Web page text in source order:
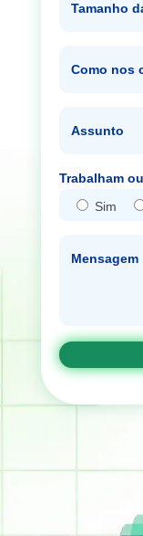
Tamanho
Como nos
Assunto
Trabalham
Sim
Mensagem